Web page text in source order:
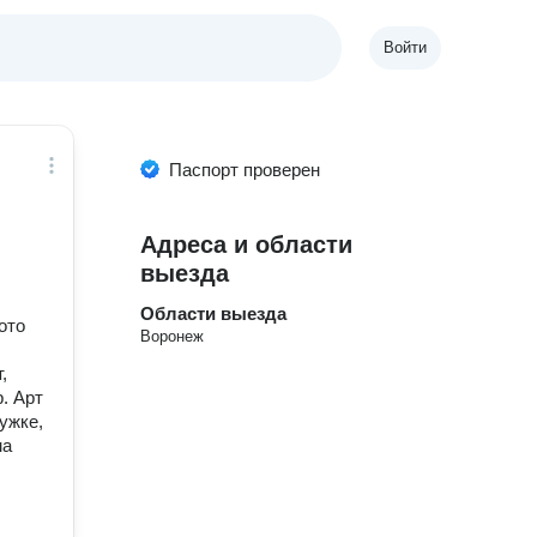
Войти
Арт
Паспорт проверен
Адреса и области
выезда
Области выезда
Воронеж